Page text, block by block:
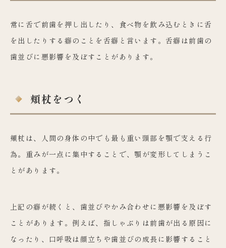
常に舌で前歯を押し出したり、食べ物を飲み込むときに舌
を出したりする癖のことを舌癖と言います。舌癖は前歯の
歯並びに悪影響を及ぼすことがあります。
頬杖をつく
頬杖は、人間の身体の中でも最も重い頭部を顎で支える行
為。重みが一点に集中することで、顎が変形してしまうこ
とがあります。
上記の癖が続くと、歯並びやかみ合わせに悪影響を及ぼす
ことがあります。例えば、指しゃぶりは前歯が出る原因に
なったり、口呼吸は顔立ちや歯並びの成長に影響すること